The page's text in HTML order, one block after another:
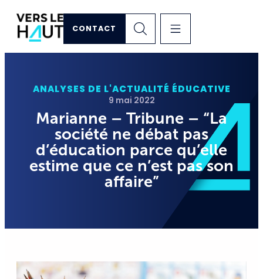
CONTACT
ANALYSES DE L'ACTUALITÉ ÉDUCATIVE
9 mai 2022
Marianne – Tribune – “La
société ne débat pas
d’éducation parce qu’elle
estime que ce n’est pas son
affaire”